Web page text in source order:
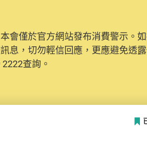
會僅於官方網站發布消費警示。
息，切勿輕信回應，更應避免透
查詢。